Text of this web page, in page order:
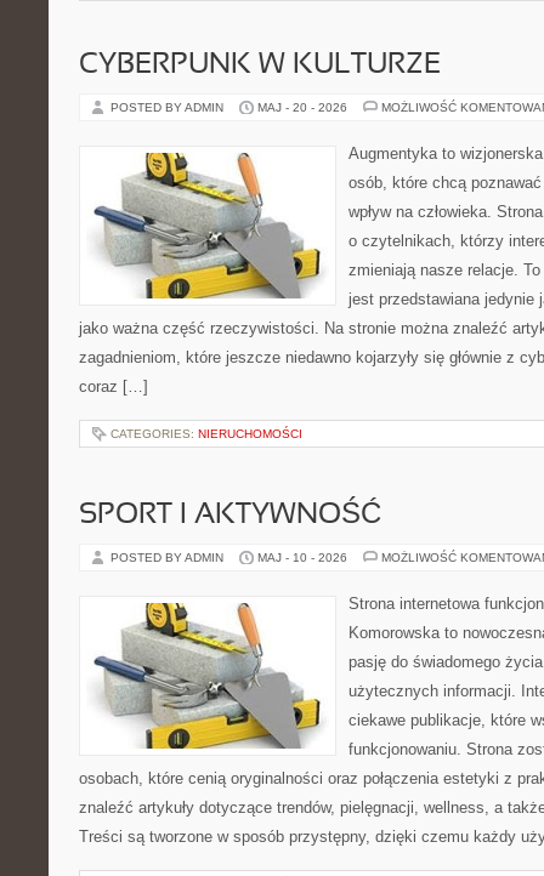
CYBERPUNK W KULTURZE
POSTED BY ADMIN MAJ - 20 - 2026 MOŻLIWOŚĆ
Augmentyka to
osób, które chcą
wpływ na człowieka.
o czytelnikach, którzy
zmieniają nasze relacje.
jest przedstawiana jedynie
jako ważna część rzeczywistości. Na stronie można znaleźć
zagadnieniom, które jeszcze niedawno kojarzyły się głównie z
coraz […]
CATEGORIES: NIERUCHOMOŚCI
SPORT I AKTYWNOŚĆ
POSTED BY ADMIN MAJ - 10 - 2026 MOŻLIWOŚĆ
Strona internetowa
Komorowska to
pasję do świadomego
użytecznych informacji.
ciekawe publikacje, które
funkcjonowaniu. Strona
osobach, które cenią oryginalności oraz połączenia estetyki z
znaleźć artykuły dotyczące trendów, pielęgnacji, wellness, a
Treści są tworzone w sposób przystępny, dzięki czemu każdy